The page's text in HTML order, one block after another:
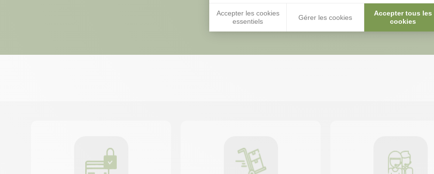
Accepter les cookies
essentiels
Gérer les cookies
Accepter tous les
cookies
Voir nos conseils et astuces